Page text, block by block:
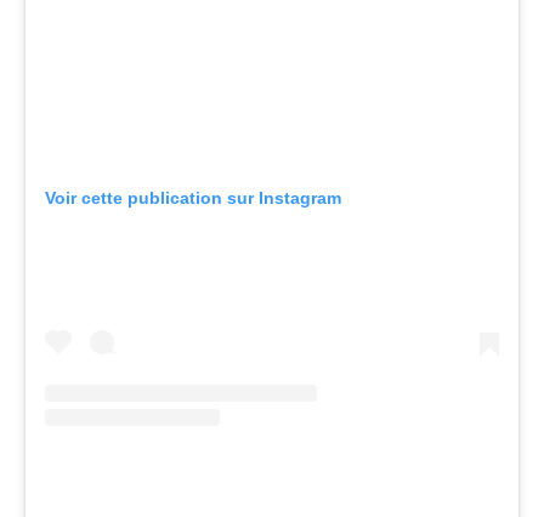
Voir cette publication sur Instagram